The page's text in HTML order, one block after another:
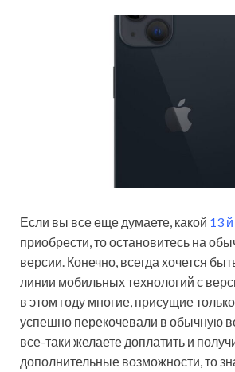
Если вы все еще думаете, какой 13
приобрести, то остановитесь на
версии. Конечно, всегда хочется
линии мобильных технологий с
в этом году многие, присущие
успешно перекочевали в обычную
все-таки желаете доплатить и
дополнительные возможности, то